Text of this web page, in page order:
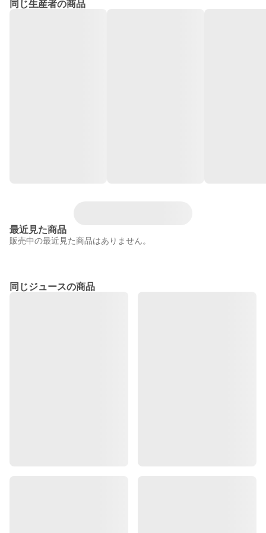
同じ生産者の商品
最近見た商品
販売中の最近見た商品はありません。
同じジュースの商品